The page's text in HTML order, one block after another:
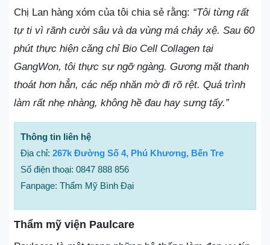
Chị Lan hàng xóm của tôi chia sẻ rằng: “Tôi từng rất
tự ti vì rãnh cười sâu và da vùng má chảy xệ. Sau 60
phút thực hiện căng chỉ Bio Cell Collagen tại
GangWon, tôi thực sự ngỡ ngàng. Gương mặt thanh
thoát hơn hẳn, các nếp nhăn mờ đi rõ rệt. Quá trình
làm rất nhẹ nhàng, không hề đau hay sưng tấy.”
Thông tin liên hệ
Địa chỉ: 267k Đường Số 4, Phú Khương, Bến Tre
Số điện thoại: 0847 888 856
Fanpage: Thẩm Mỹ Bình Đại
Thẩm mỹ viện Paulcare